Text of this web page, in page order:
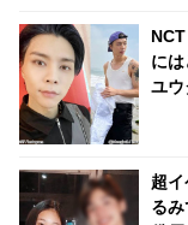
る様子がかわいすぎる
に
ユウ
超
るみ